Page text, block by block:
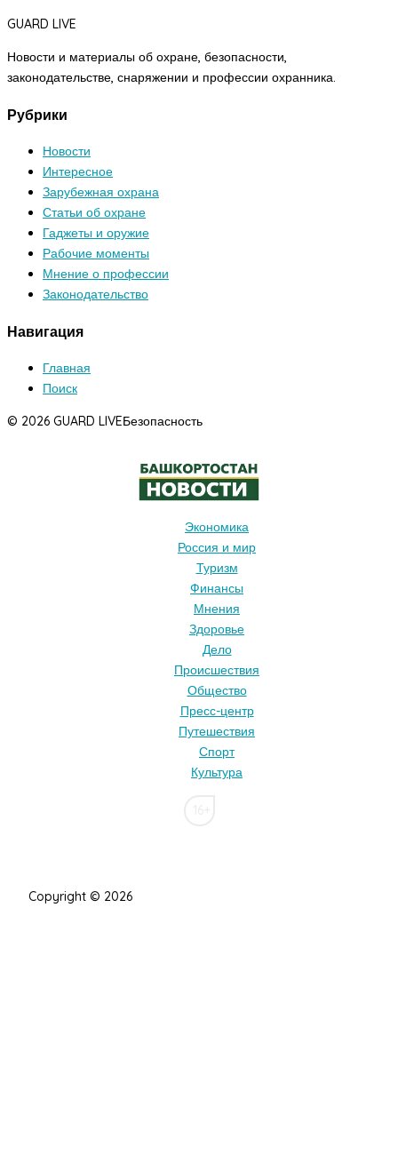
GUARD LIVE
Новости и материалы об охране, безопасности,
законодательстве, снаряжении и профессии охранника.
Рубрики
Новости
Интересное
Зарубежная охрана
Статьи об охране
Гаджеты и оружие
Рабочие моменты
Мнение о профессии
Законодательство
Навигация
Главная
Поиск
© 2026 GUARD LIVEБезопасность
Экономика
Россия и мир
Туризм
Финансы
Мнения
Здоровье
Дело
Происшествия
Общество
Пресс-центр
Путешествия
Спорт
Культура
Copyright © 2026